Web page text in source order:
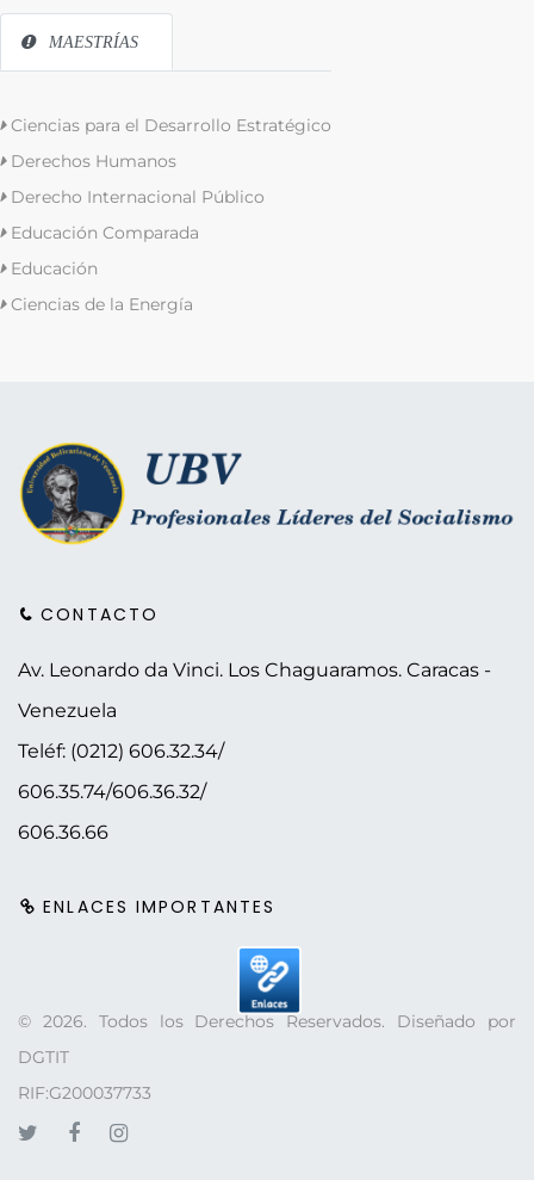
MAESTRÍAS
Ciencias para el Desarrollo Estratégico
Derechos Humanos
Derecho Internacional Público
Educación Comparada
Educación
Ciencias de la Energía
CONTACTO
Av. Leonardo da Vinci. Los Chaguaramos. Caracas -
Venezuela
Teléf: (0212) 606.32.34/
606.35.74/606.36.32/
606.36.66
ENLACES IMPORTANTES
© 2026. Todos los Derechos Reservados. Diseñado por
DGTIT
RIF:G200037733